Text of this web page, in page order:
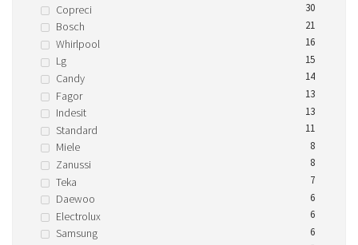
Copreci
30
Bosch 21
Whirlpool 16
Lg 15
Candy 14
Fagor 13
Indesit 13
Standard 11
Miele 8
Zanussi 8
Teka 7
Daewoo 6
Electrolux 6
Samsung 6